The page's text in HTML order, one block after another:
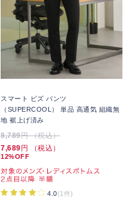
スマート ビズ パンツ
（SUPERCOOL） 単品 高通気 組織無
地 裾上げ済み
8,789円 （税込）
7,689円 （税込）
12%OFF
4.0(1件)